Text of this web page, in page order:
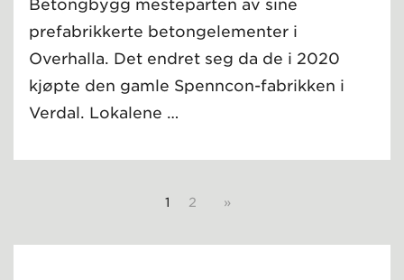
Betongbygg mesteparten av sine
prefabrikkerte betongelementer i
Overhalla. Det endret seg da de i 2020
kjøpte den gamle Spenncon-fabrikken i
Verdal. Lokalene …
1 2 »